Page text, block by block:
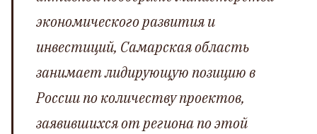
экономического развития и
инвестиций, Самарская область
занимает лидирующую позицию в
России по количеству проектов,
заявившихся от региона по этой